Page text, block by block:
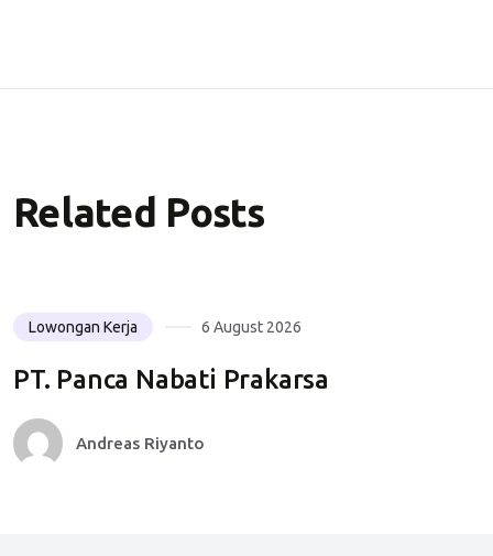
Related Posts
Lowongan Kerja 6 August 2026
PT. Panca Nabati Prakarsa
Andreas Riyanto